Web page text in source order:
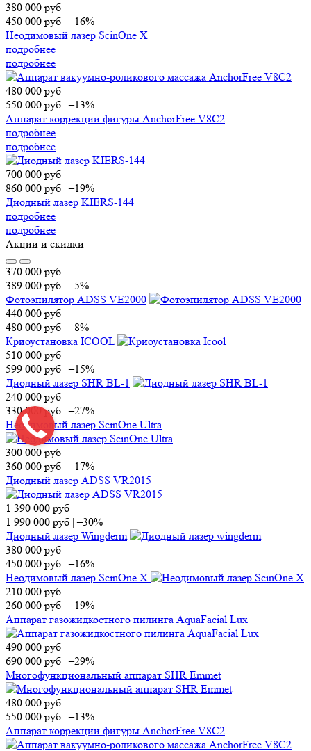
380 000 руб
450 000 руб |–16%
Неодимовый лазер ScinOne X
подробнее
подробнее
480 000 руб
550 000 руб |–13%
Аппарат коррекции фигуры AnchorFree V8C2
подробнее
подробнее
700 000 руб
860 000 руб |–19%
Диодный лазер KIERS-144
подробнее
подробнее
Акции и скидки
370 000 руб
389 000 руб |–5%
Фотоэпилятор ADSS VE2000
440 000 руб
480 000 руб |–8%
Криоустановка ICOOL
510 000 руб
599 000 руб |–15%
Диодный лазер SHR BL-1
240 000 руб
330 000руб |–27%
Неодимовый лазер ScinOne Ultra
300 000 руб
360 000 руб |–17%
Диодный лазер ADSS VR2015
1 390 000 руб
1 990 000 руб |–30%
Диодный лазер Wingderm
380 000 руб
450 000 руб |–16%
Неодимовый лазер ScinOne X
210 000 руб
260 000 руб |–19%
Аппарат газожидкостного пилинга AquaFacial Lux
490 000 руб
690 000 руб |–29%
Многофункциональный аппарат SHR Emmet
480 000 руб
550 000 руб |–13%
Аппарат коррекции фигуры AnchorFree V8C2